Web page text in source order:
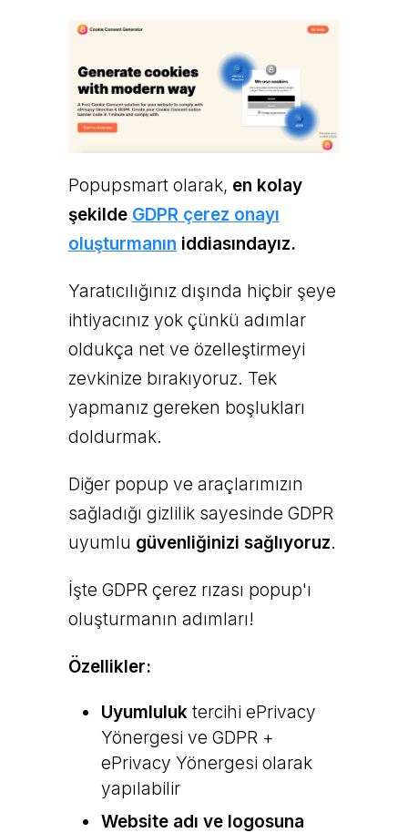
Popupsmart olarak, en kolay
şekilde GDPR çerez onayı
oluşturmanın iddiasındayız.
Yaratıcılığınız dışında hiçbir şeye
ihtiyacınız yok çünkü adımlar
oldukça net ve özelleştirmeyi
zevkinize bırakıyoruz. Tek
yapmanız gereken boşlukları
doldurmak.
Diğer popup ve araçlarımızın
sağladığı gizlilik sayesinde GDPR
uyumlu güvenliğinizi sağlıyoruz.
İşte GDPR çerez rızası popup'ı
oluşturmanın adımları!
Özellikler:
Uyumluluktercihi ePrivacy
Yönergesi ve GDPR +
ePrivacy Yönergesi olarak
yapılabilir
Website adı ve logosuna